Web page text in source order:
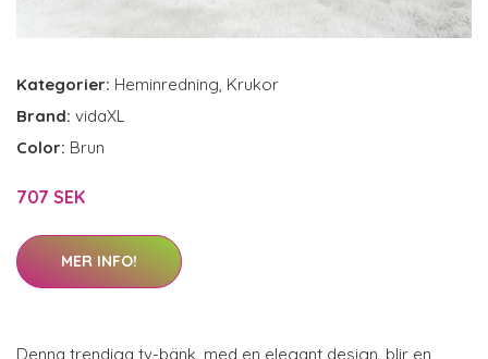
Kategorier: Heminredning, Krukor
Brand: vidaXL
Color: Brun
707 SEK
MER INFO!
Denna trendiga tv-bänk, med en elegant design, blir en